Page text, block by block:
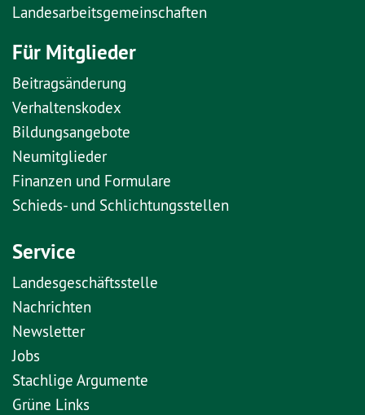
Landesarbeitsgemeinschaften
Für Mitglieder
Beitragsänderung
Verhaltenskodex
Bildungsangebote
Neumitglieder
Finanzen und Formulare
Schieds- und Schlichtungsstellen
Service
Landesgeschäftsstelle
Nachrichten
Newsletter
Jobs
Stachlige Argumente
Grüne Links